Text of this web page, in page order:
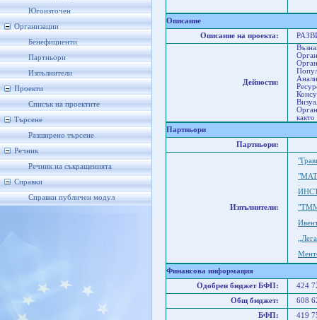
Югоизточен
Организации
Бенефициенти
Партньори
Изпълнители
Проекти
Списък на проектите
Търсене
Разширено търсене
Речник
Речник на съкращенията
Справки
Справки публичен модул
Описание
Описание на проекта:
Дейности:
Партньори
Партньори:
Изпълнители:
"ТММ
Финансова информация
Одобрен бюджет БФП:
424
Общ бюджет:
608
БФП:
419